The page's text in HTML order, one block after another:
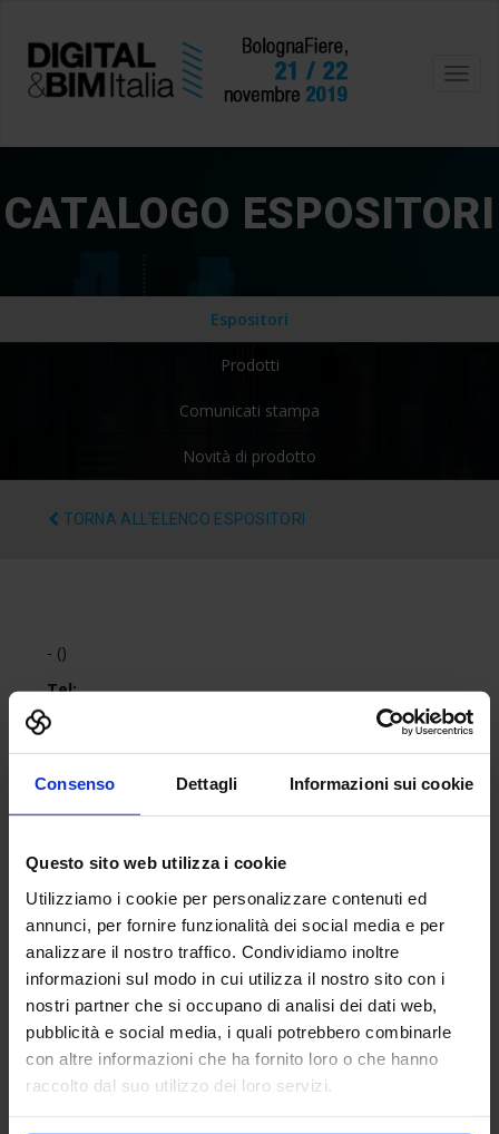
Consenso Dettagli Informazioni sui cookie
Questo sito web utilizza i cookie
Utilizziamo i cookie per personalizzare contenuti ed
annunci, per fornire funzionalità dei social media e per
analizzare il nostro traffico. Condividiamo inoltre
informazioni sul modo in cui utilizza il nostro sito con i
nostri partner che si occupano di analisi dei dati web,
pubblicità e social media, i quali potrebbero combinarle
con altre informazioni che ha fornito loro o che hanno
raccolto dal suo utilizzo dei loro servizi.
CATALOGO ESPOSITORI
Espositori
Prodotti
Comunicati stampa
Novità di prodotto
TORNA ALL'ELENCO ESPOSITORI
- ()
Tel:
Fax:
Email:
Sito web:
Location